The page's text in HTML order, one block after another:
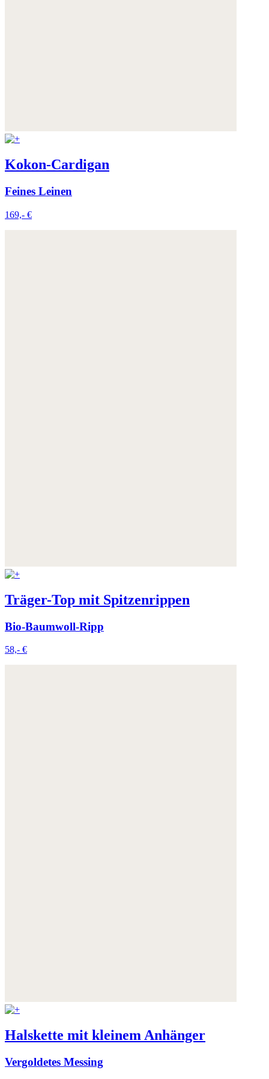
Kokon-Cardigan
Feines Leinen
169,- €
Träger-Top mit Spitzenrippen
Bio-Baumwoll-Ripp
58,- €
Halskette mit kleinem Anhänger
Vergoldetes Messing